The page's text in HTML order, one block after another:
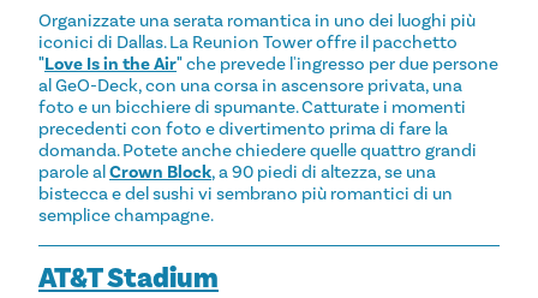
Organizzate una serata romantica in uno dei luoghi più
iconici di Dallas. La Reunion Tower offre il pacchetto
"Love Is in the Air"che prevede l'ingresso per due persone
al GeO-Deck, con una corsa in ascensore privata, una
foto e un bicchiere di spumante. Catturate i momenti
precedenti con foto e divertimento prima di fare la
domanda. Potete anche chiedere quelle quattro grandi
parole alCrown Block, a 90 piedi di altezza, se una
bistecca e del sushi vi sembrano più romantici di un
semplice champagne.
AT&T Stadium